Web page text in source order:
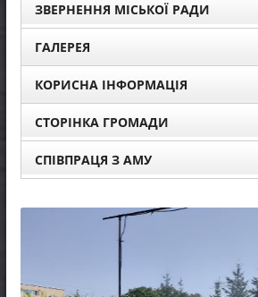
ЗВЕРНЕННЯ МІСЬКОЇ РАДИ
ГАЛЕРЕЯ
КОРИСНА ІНФОРМАЦІЯ
СТОРІНКА ГРОМАДИ
СПІВПРАЦЯ З АМУ